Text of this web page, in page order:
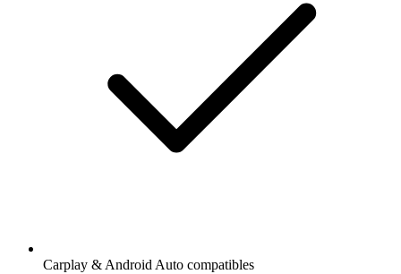
Carplay & Android Auto compatibles